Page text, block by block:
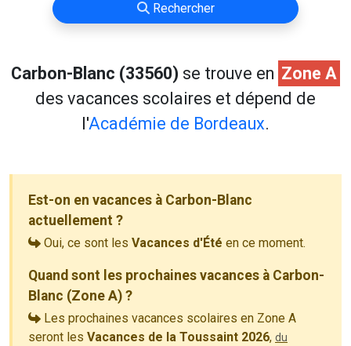
Rechercher
Carbon-Blanc (33560) se trouve en Zone A
des vacances scolaires et dépend de
l'Académie de Bordeaux.
Est-on en vacances à Carbon-Blanc
actuellement ?
Oui, ce sont les Vacances d'Été en ce moment.
Quand sont les prochaines vacances à Carbon-
Blanc (Zone A) ?
Les prochaines vacances scolaires en Zone A
seront les Vacances de la Toussaint 2026, du